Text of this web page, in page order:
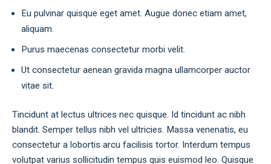
Eu pulvinar quisque eget amet. Augue donec etiam amet,
aliquam.
Purus maecenas consectetur morbi velit.
Ut consectetur aenean gravida magna ullamcorper auctor
vitae sit.
Tincidunt at lectus ultrices nec quisque. Id tincidunt ac nibh
blandit. Semper tellus nibh vel ultricies. Massa venenatis, eu
consectetur a lobortis arcu facilisis tortor. Interdum tempus
volutpat varius sollicitudin tempus quis euismod leo. Quisque